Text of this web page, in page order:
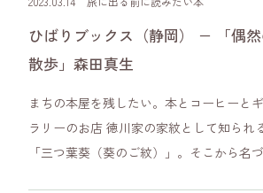
ひばりブックス（静岡） − 「偶
散歩」森田真生
まちの本屋を残したい。本とコーヒーと
ラリーのお店 徳川家の家紋として知られ
「三つ葉葵（葵のご紋）」。そこから名